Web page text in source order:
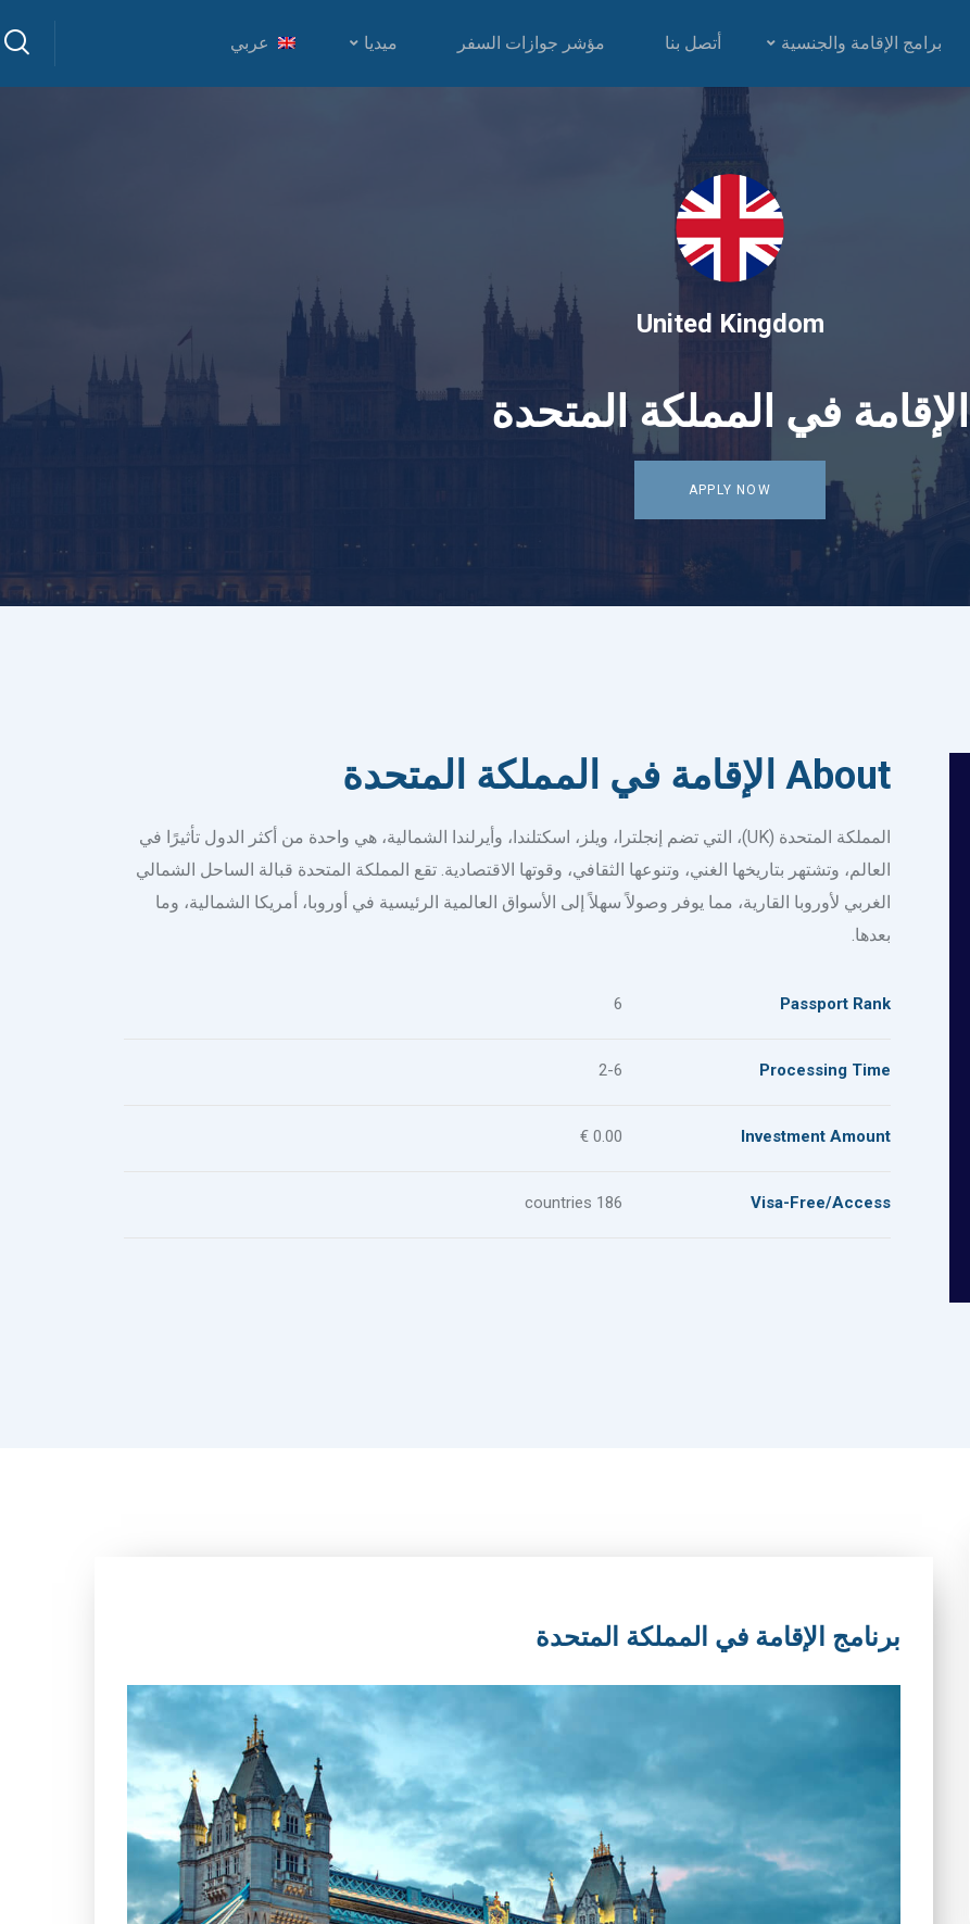
برامج الإقامة والجنسية أتصل بنا مؤشر جوازات السفر ميديا عربي
United Kingdom
الإقامة في المملكة المتحدة
APPLY NOW
About الإقامة في المملكة المتحدة
المملكة المتحدة (UK)، التي تضم إنجلترا، ويلز ، اسكتلندا، وأيرلندا الشمالية، هي واحدة من أكثر الدول تأثيرًا في
العالم، وتشتهر بتاريخها الغني، وتنوعها الثقافي، وقوتها الاقتصادية. تقع المملكة المتحدة قبالة الساحل الشمالي
الغربي لأوروبا القارية، مما يوفر وصولاً سهلاً إلى الأسواق العالمية الرئيسية في أوروبا، أمريكا الشمالية، وما
بعدها.
Passport Rank
6
Processing Time
2-6
Investment Amount
0.00 €
Visa-Free/Access
186 countries
برنامج الإقامة في المملكة المتحدة